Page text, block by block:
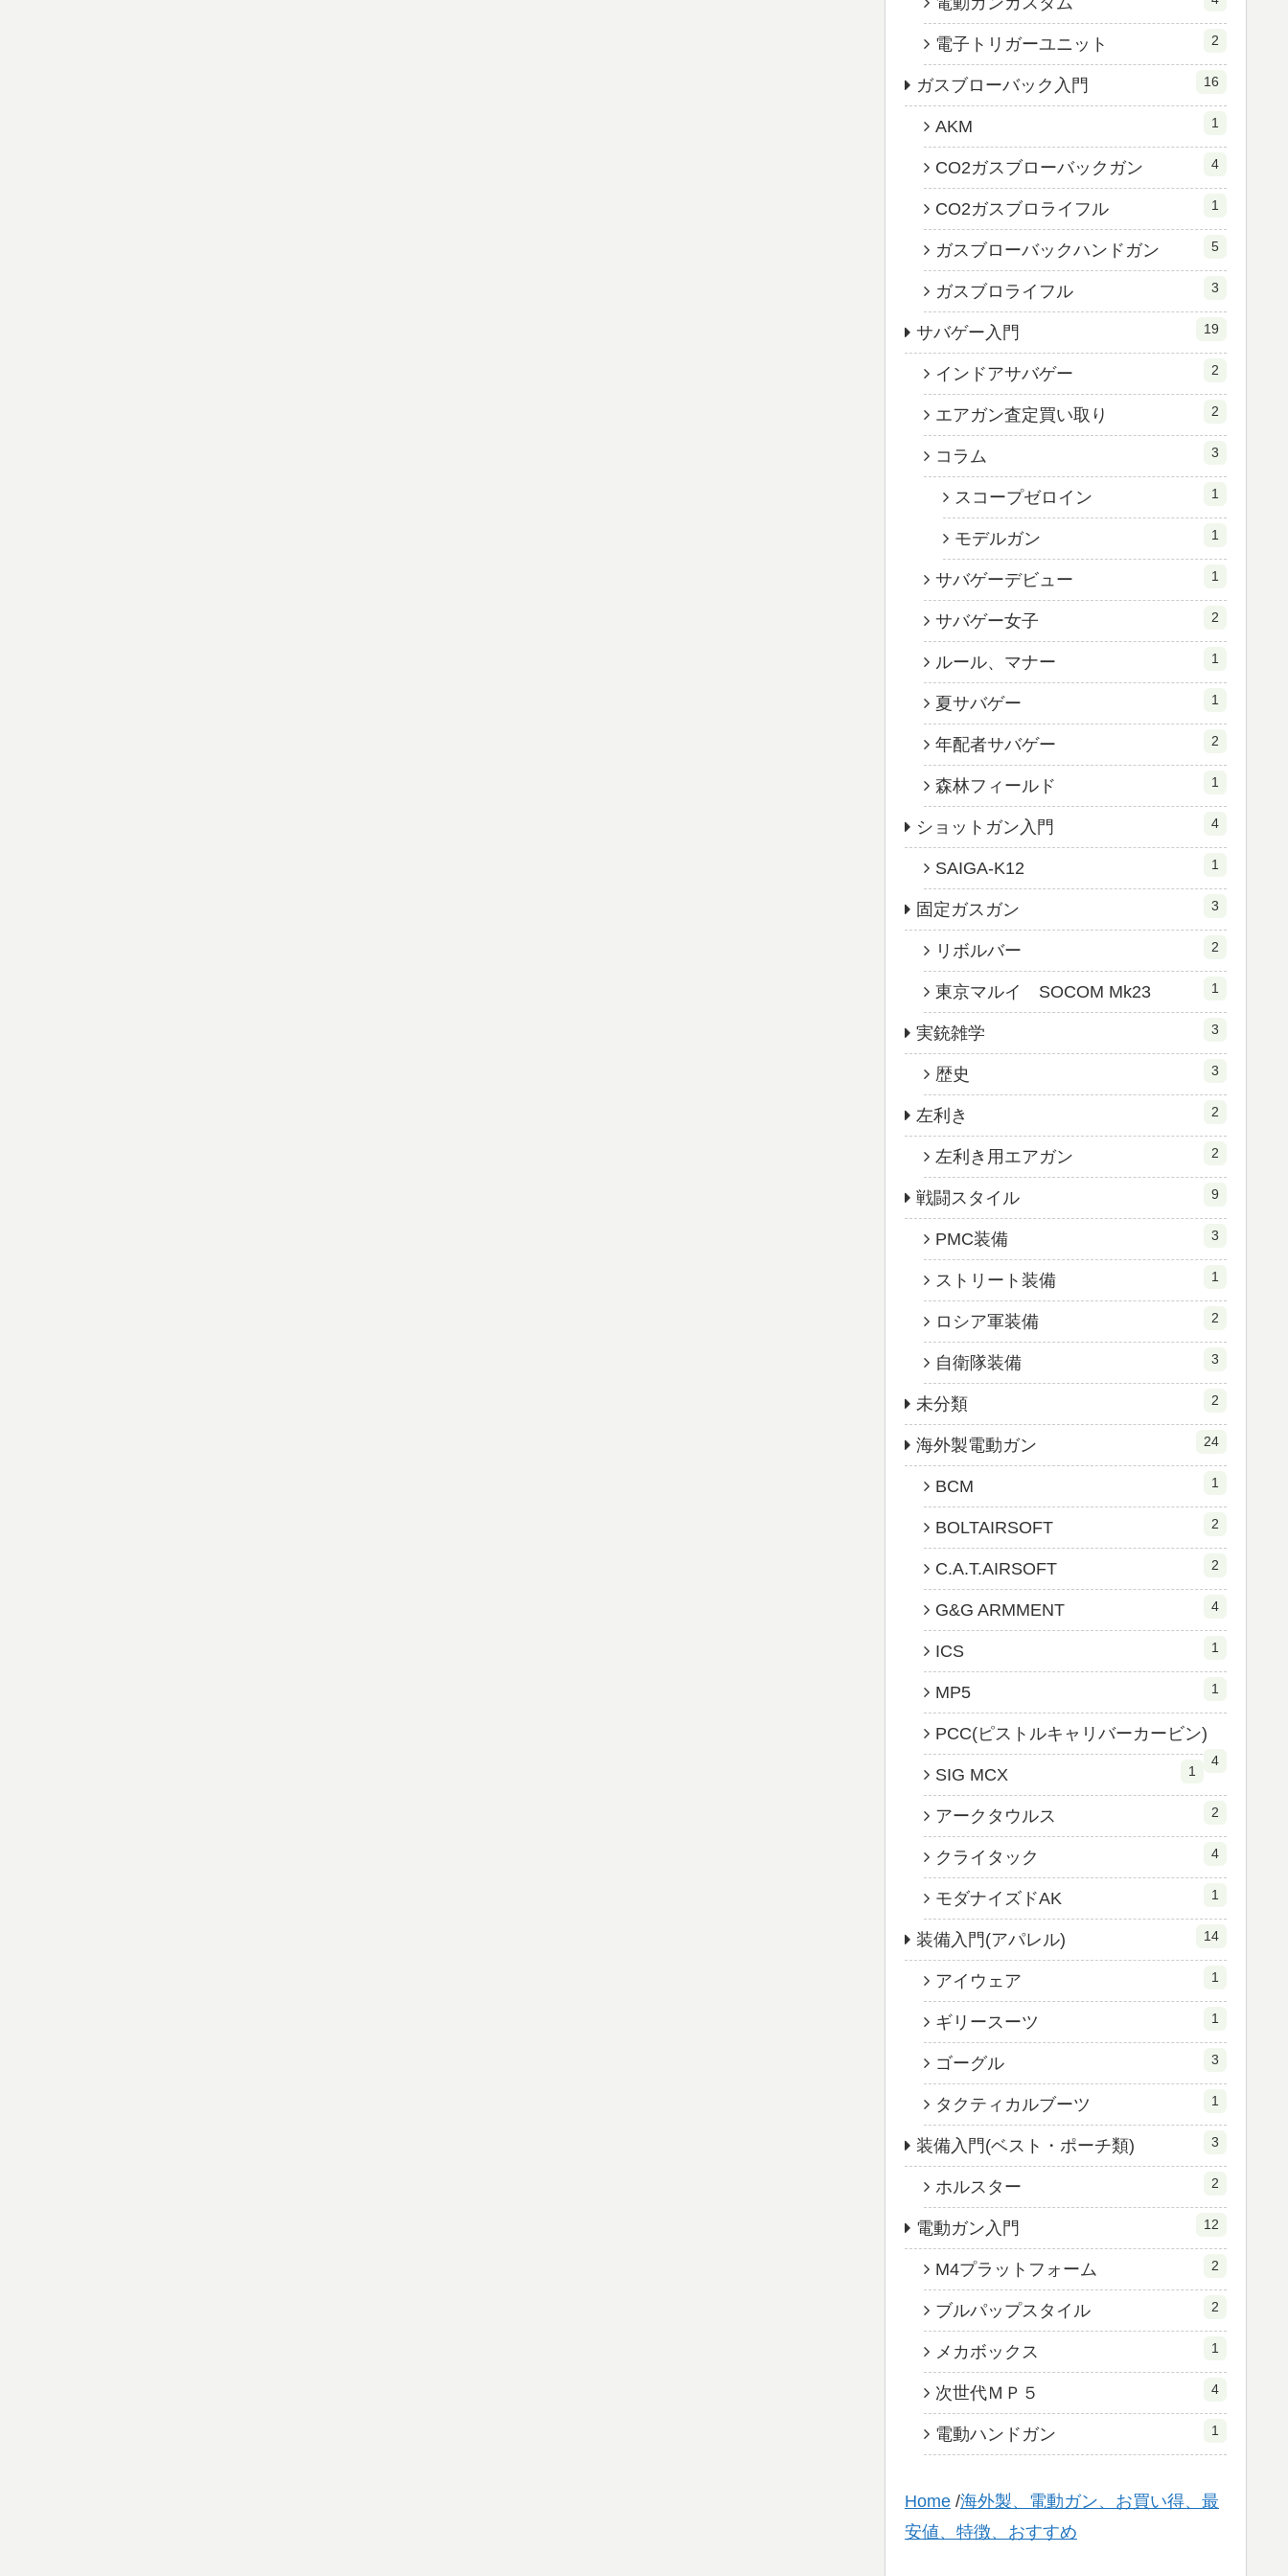
電子トリガーユニット 2
ガスブローバック入門 16
AKM 1
CO2ガスブローバックガン 4
CO2ガスブロライフル 1
ガスブローバックハンドガン 5
ガスブロライフル 3
サバゲー入門 19
インドアサバゲー 2
エアガン査定買い取り 2
コラム 3
スコープゼロイン 1
モデルガン 1
サバゲーデビュー 1
サバゲー女子 2
ルール、マナー 1
夏サバゲー 1
年配者サバゲー 2
森林フィールド 1
ショットガン入門 4
SAIGA-K12 1
固定ガスガン 3
リボルバー 2
東京マルイ SOCOM Mk23 1
実銃雑学 3
歴史 3
左利き 2
左利き用エアガン 2
戦闘スタイル 9
PMC装備 3
ストリート装備 1
ロシア軍装備 2
自衛隊装備 3
未分類 2
海外製電動ガン 24
BCM 1
BOLTAIRSOFT 2
C.A.T.AIRSOFT 2
G&G ARMMENT 4
ICS 1
MP5 1
PCC(ピストルキャリバーカービン)
4
SIG MCX 1
アークタウルス 2
クライタック 4
モダナイズドAK 1
装備入門(アパレル) 14
アイウェア 1
ギリースーツ 1
ゴーグル 3
タクティカルブーツ 1
装備入門(ベスト・ポーチ類) 3
ホルスター 2
電動ガン入門 12
M4プラットフォーム 2
ブルパップスタイル 2
メカボックス 1
次世代ＭＰ５ 4
電動ハンドガン 1
Home /海外製、電動ガン、お買い得、最
安値、特徴、おすすめ